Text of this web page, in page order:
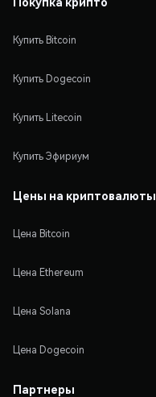
Купить Bitcoin
Купить Dogecoin
Купить Litecoin
Купить Эфириум
Цены на криптовалюты
Цена Bitcoin
Цена Ethereum
Цена Solana
Цена Dogecoin
Партнеры